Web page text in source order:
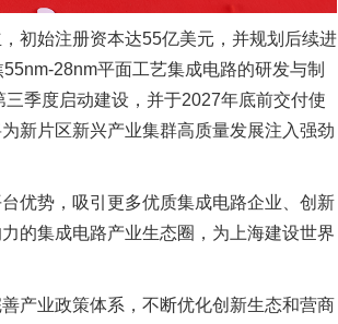
初始注册资本达55亿美元，并规划后续进
28nm平面工艺集成电路的研发与制
季度启动建设，并于2027年底前交付使
新片区新兴产业集群高质量发展注入强劲
优势，吸引更多优质集成电路企业、创新
的集成电路产业生态圈，为上海建设世界
产业政策体系，不断优化创新生态和营商